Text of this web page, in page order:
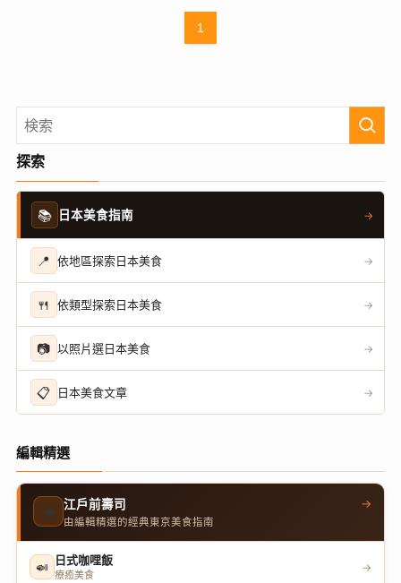
1
探索
📚 日本美食指南 →
📍 依地區探索日本美食 →
🍴 依類型探索日本美食 →
📷 以照片選日本美食 →
📋 日本美食文章 →
編輯精選
🍣 江戶前壽司
由編輯精選的經典東京美食指南
→
🍛 日式咖哩飯
療癒美食
→